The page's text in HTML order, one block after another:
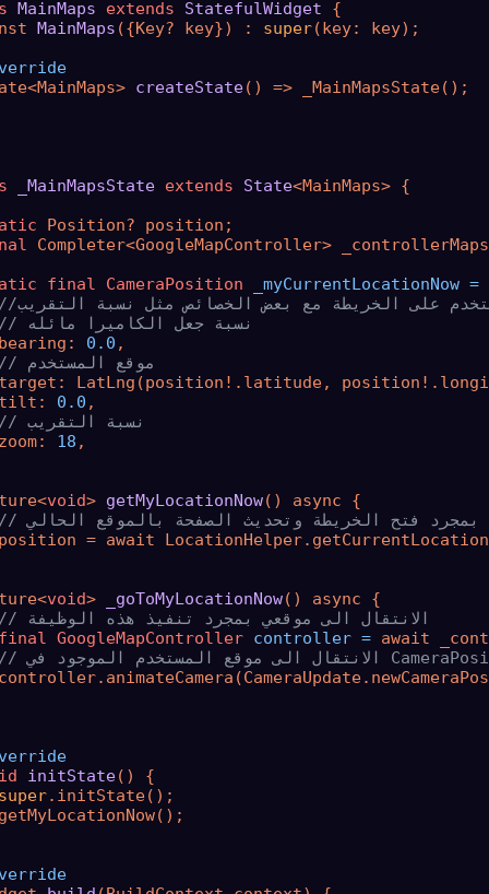
MainMaps extends StatefulWidget {
MainMaps ({Key? key}) : super(key: key);
createState() => _MainMapsState();
_MainMapsState extends State<MainMaps> {
Position? position;
Completer<GoogleMapController>
final CameraPosition _myCurrentLocationNow =
على الخريطة مع بعض الخصائص مثل نسبة التقريب
// نسبة جعل الكاميرا مائله
0.0 ,
// موقع المستخدم
LatLng(position!.latitude,
0.0 ,
// نسبة التقريب
18 ,
void> getMyLocationNow()
async {
بمجرد فتح الخريطة وتحديث الصفحة بالموقع الحالي
= await
void> _goToMyLocationNow()
async {
// الانتقال الى موقعي بمجرد تنفيذ هذه الوظيفة
GoogleMapController controller = await
initState()
{
.initState();